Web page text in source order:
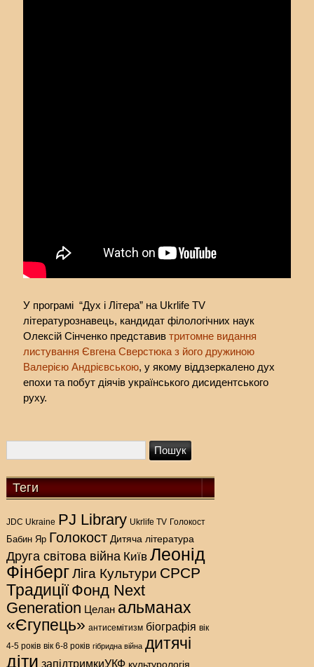
У програмі “Дух і Літера” на Ukrlife TV
літературознавець, кандидат філологічних наук
Олексій Сінченко представив тритомне видання
листування Євгена Сверстюка з його дружиною
Валерією Андрієвською, у якому віддзеркалено дух
епохи та побут діячів українського дисидентського
руху.
Теги
JDC Ukraine PJ Library Ukrlife TV Голокост
Бабин Яр Голокост Дитяча література
Друга світова війна Київ Леонід
Фінберг Ліга Культури СРСР
ТрадиціїФонд Next
Generation Целан альманах
«Єгупець» антисемітизм біографія вік
4-5 років вік 6-8 років гібридна війна дитячі
діти запідтримкиУКФ культурологія